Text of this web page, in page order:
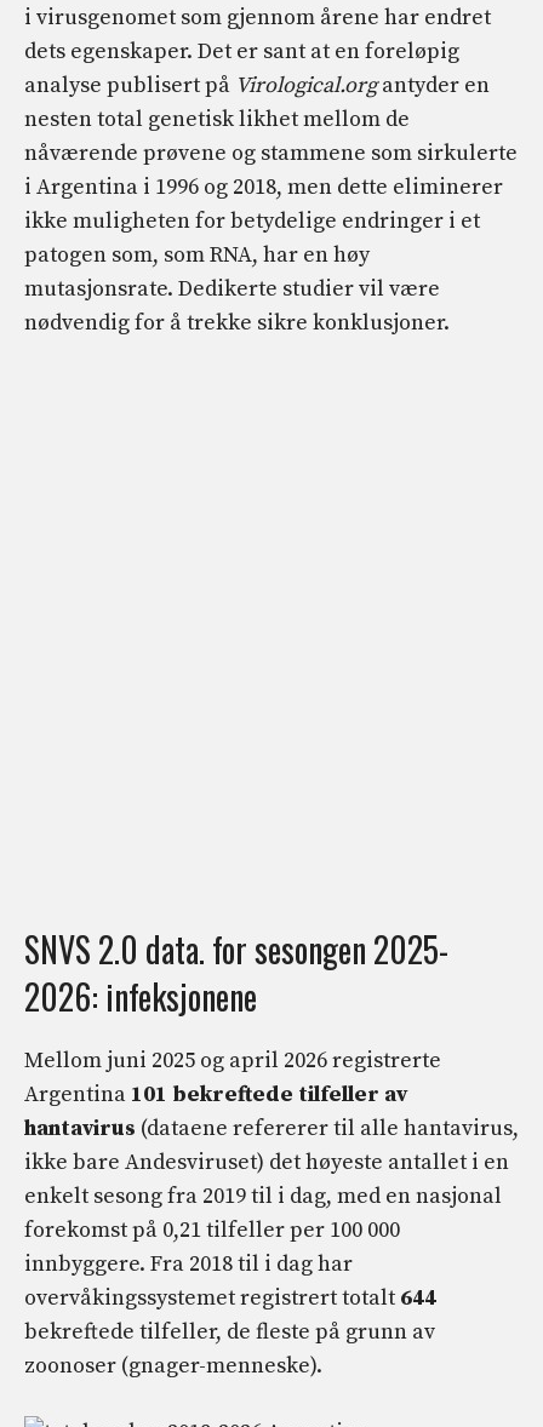
i virusgenomet som gjennom årene har endret
dets egenskaper. Det er sant at en foreløpig
analyse publisert på Virological.organtyder en
nesten total genetisk likhet mellom de
nåværende prøvene og stammene som sirkulerte
i Argentina i 1996 og 2018, men dette eliminerer
ikke muligheten for betydelige endringer i et
patogen som, som RNA, har en høy
mutasjonsrate. Dedikerte studier vil være
nødvendig for å trekke sikre konklusjoner.
SNVS 2.0 data. for sesongen 2025-
2026: infeksjonene
Mellom juni 2025 og april 2026 registrerte
Argentina 101 bekreftede tilfeller av
hantavirus (dataene refererer til alle hantavirus,
ikke bare Andesviruset) det høyeste antallet i en
enkelt sesong fra 2019 til i dag, med en nasjonal
forekomst på 0,21 tilfeller per 100 000
innbyggere. Fra 2018 til i dag har
overvåkingssystemet registrert totalt 644
bekreftede tilfeller, de fleste på grunn av
zoonoser (gnager-menneske).